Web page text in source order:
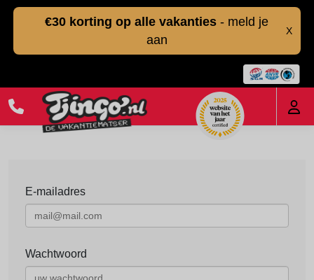
€30 korting op alle vakanties - meld je
aan
X
E-mailadres
Wachtwoord